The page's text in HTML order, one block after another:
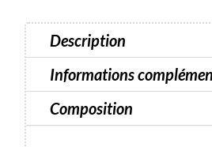
6
ml
Description
Informations
Composition